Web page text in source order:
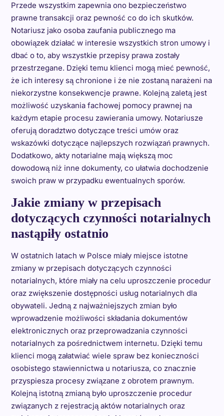
Przede wszystkim zapewnia ono bezpieczeństwo
prawne transakcji oraz pewność co do ich skutków.
Notariusz jako osoba zaufania publicznego ma
obowiązek działać w interesie wszystkich stron umowy i
dbać o to, aby wszystkie przepisy prawa zostały
przestrzegane. Dzięki temu klienci mogą mieć pewność,
że ich interesy są chronione i że nie zostaną narażeni na
niekorzystne konsekwencje prawne. Kolejną zaletą jest
możliwość uzyskania fachowej pomocy prawnej na
każdym etapie procesu zawierania umowy. Notariusze
oferują doradztwo dotyczące treści umów oraz
wskazówki dotyczące najlepszych rozwiązań prawnych.
Dodatkowo, akty notarialne mają większą moc
dowodową niż inne dokumenty, co ułatwia dochodzenie
swoich praw w przypadku ewentualnych sporów.
Jakie zmiany w przepisach
dotyczących czynności notarialnych
nastąpiły ostatnio
W ostatnich latach w Polsce miały miejsce istotne
zmiany w przepisach dotyczących czynności
notarialnych, które miały na celu uproszczenie procedur
oraz zwiększenie dostępności usług notarialnych dla
obywateli. Jedną z najważniejszych zmian było
wprowadzenie możliwości składania dokumentów
elektronicznych oraz przeprowadzania czynności
notarialnych za pośrednictwem internetu. Dzięki temu
klienci mogą załatwiać wiele spraw bez konieczności
osobistego stawiennictwa u notariusza, co znacznie
przyspiesza procesy związane z obrotem prawnym.
Kolejną istotną zmianą było uproszczenie procedur
związanych z rejestracją aktów notarialnych oraz